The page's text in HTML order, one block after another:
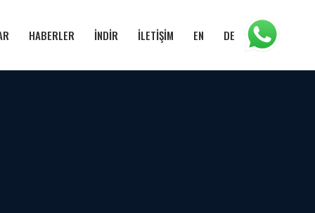
HABERLER İNDİR İLETİŞİM EN DE